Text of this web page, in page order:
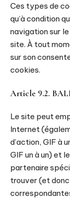
Ces types de
qu’à condition
navigation sur
site. À tout
sur son
cookies.
Article 9.2.
Le site peut
Internet
d’action, GIF à
GIF un à un) et
partenaire
trouver (et